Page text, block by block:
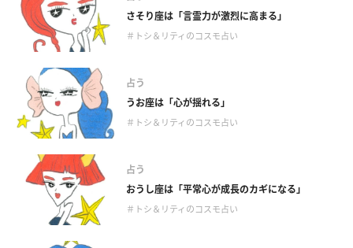
さそり座は「言霊力が激烈に高まる」
＃トシ＆リティのコスモ占い
占う
うお座は「心が揺れる」
＃トシ＆リティのコスモ占い
占う
おうし座は「平常心が成長のカギになる」
＃トシ＆リティのコスモ占い